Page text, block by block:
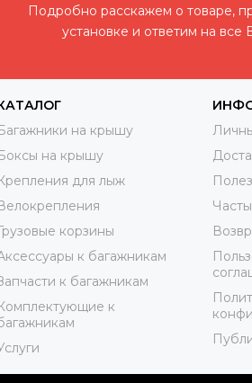
Подробно расскажем о товаре,
установке и ответим на
на крышу
на крышу
для лыж
корзины
к багажникам
к багажникам
к